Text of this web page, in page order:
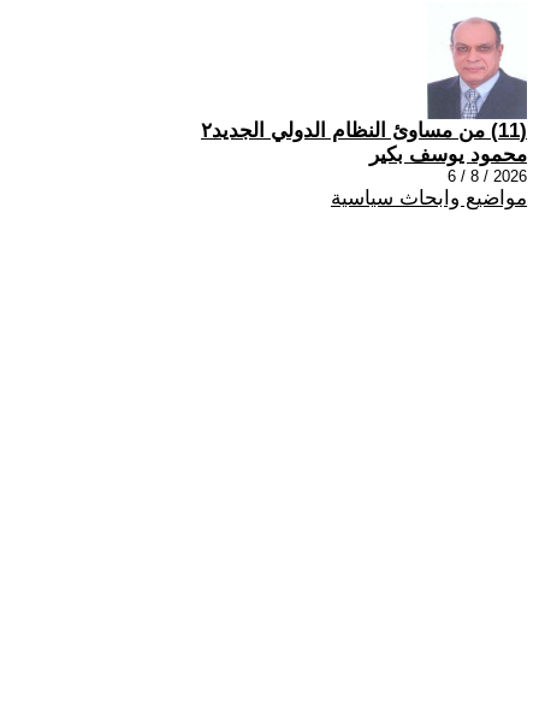
(11) من مساوئ النظام الدولي الجديد٢
محمود يوسف بكير
2026 / 8 / 6
مواضيع وابحاث سياسية